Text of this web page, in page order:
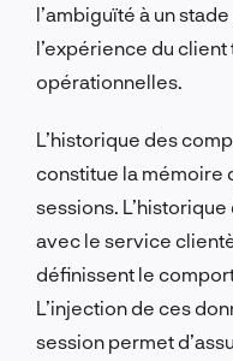
l’ambiguïté à un
l’expérience du
opérationnelles.
L’historique des
constitue la mémoire
sessions.
avec le service
définissent le
L’injection de ces
session permet